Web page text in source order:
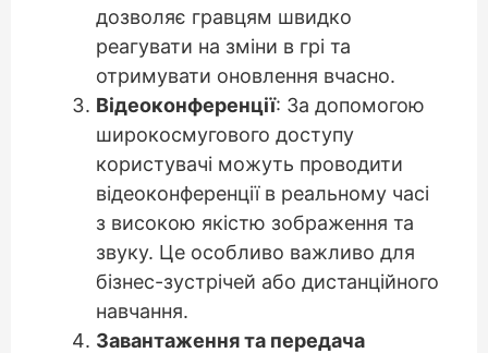
дозволяє гравцям швидко
реагувати на зміни в грі та
отримувати оновлення вчасно.
Відеоконференції: За допомогою
широкосмугового доступу
користувачі можуть проводити
відеоконференції в реальному часі
з високою якістю зображення та
звуку. Це особливо важливо для
бізнес-зустрічей або дистанційного
навчання.
Завантаження та передача